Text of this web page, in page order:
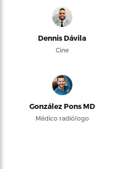
Dennis Dávila
Cine
González Pons MD
Médico radiólogo